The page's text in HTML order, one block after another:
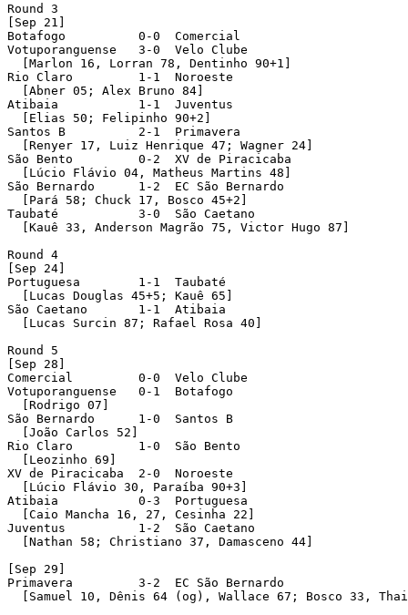
Round 3
[Sep 21]
Botafogo          0-0  Comercial
Votuporanguense   3-0  Velo Clube
  [Marlon 16, Lorran 78, Dentinho 90+1]
Rio Claro         1-1  Noroeste
  [Abner 05; Alex Bruno 84]
Atibaia           1-1  Juventus
  [Elias 50; Felipinho 90+2]
Santos B          2-1  Primavera
  [Renyer 17, Luiz Henrique 47; Wagner 24]
São Bento         0-2  XV de Piracicaba
  [Lúcio Flávio 04, Matheus Martins 48]
São Bernardo      1-2  EC São Bernardo
  [Pará 58; Chuck 17, Bosco 45+2]
Taubaté           3-0  São Caetano
  [Kauê 33, Anderson Magrão 75, Victor Hugo 87]
Round 4
[Sep 24]
Portuguesa        1-1  Taubaté
  [Lucas Douglas 45+5; Kauê 65]
São Caetano       1-1  Atibaia
  [Lucas Surcin 87; Rafael Rosa 40]
Round 5
[Sep 28]
Comercial         0-0  Velo Clube
Votuporanguense   0-1  Botafogo
  [Rodrigo 07]
São Bernardo      1-0  Santos B
  [João Carlos 52]
Rio Claro         1-0  São Bento
  [Leozinho 69]
XV de Piracicaba  2-0  Noroeste
  [Lúcio Flávio 30, Paraíba 90+3]
Atibaia           0-3  Portuguesa
  [Caio Mancha 16, 27, Cesinha 22]
Juventus          1-2  São Caetano
  [Nathan 58; Christiano 37, Damasceno 44]
[Sep 29]
Primavera         3-2  EC São Bernardo
[Samuel 10, Dênis 64 (og), Wallace 67; Bosco 33,